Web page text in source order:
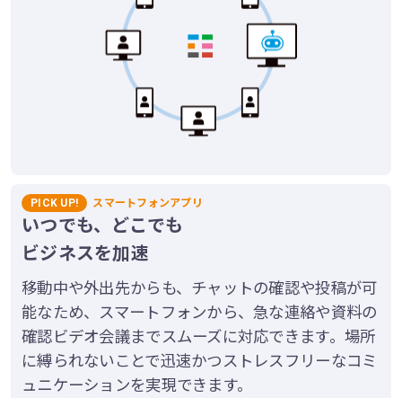
PICK UP! スマートフォンアプリ
いつでも、どこでも
ビジネスを加速
移動中や外出先からも、チャットの確認や投稿が可
能なため、スマートフォンから、急な連絡や資料の
確認ビデオ会議までスムーズに対応できます。場所
に縛られないことで迅速かつストレスフリーなコミ
ュニケーションを実現できます。